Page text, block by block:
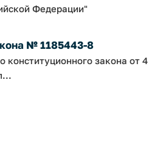
Федерации"
№ 1185443-8
закона от